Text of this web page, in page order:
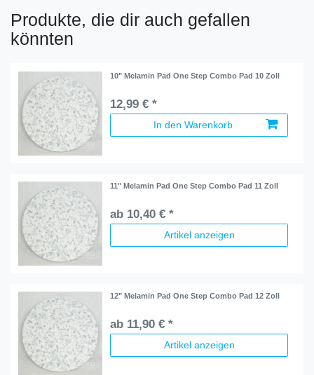
Produkte, die dir auch gefallen
könnten
10" Melamin Pad One Step Combo Pad 10 Zoll
12,99 € *
In den Warenkorb
11" Melamin Pad One Step Combo Pad 11 Zoll
ab 10,40 € *
Artikel anzeigen
12" Melamin Pad One Step Combo Pad 12 Zoll
ab 11,90 € *
Artikel anzeigen